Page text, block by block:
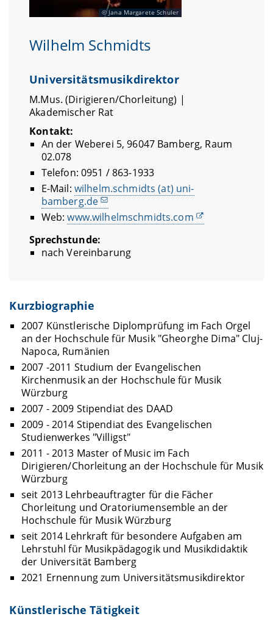
Jana Margarete Schuler
Wilhelm Schmidts
Universitätsmusikdirektor
M.Mus. (Dirigieren/Chorleitung) |
Akademischer Rat
Kontakt:
An der Weberei 5, 96047 Bamberg, Raum
02.078
Telefon: 0951 / 863-1933
E-Mail: wilhelm.schmidts (at) uni-
bamberg.de
Web: www.wilhelmschmidts.com
Sprechstunde:
nach Vereinbarung
Kurzbiographie
2007 Künstlerische Diplomprüfung im Fach Orgel
an der Hochschule für Musik "Gheorghe Dima" Cluj-
Napoca, Rumänien
2007 -2011 Studium der Evangelischen
Kirchenmusik an der Hochschule für Musik
Würzburg
2007 - 2009 Stipendiat des DAAD
2009 - 2014 Stipendiat des Evangelischen
Studienwerkes "Villigst"
2011 - 2013 Master of Music im Fach
Dirigieren/Chorleitung an der Hochschule für Musik
Würzburg
seit 2013 Lehrbeauftragter für die Fächer
Chorleitung und Oratoriumensemble an der
Hochschule für Musik Würzburg
seit 2014 Lehrkraft für besondere Aufgaben am
Lehrstuhl für Musikpädagogik und Musikdidaktik
der Universität Bamberg
2021 Ernennung zum Universitätsmusikdirektor
Künstlerische Tätigkeit